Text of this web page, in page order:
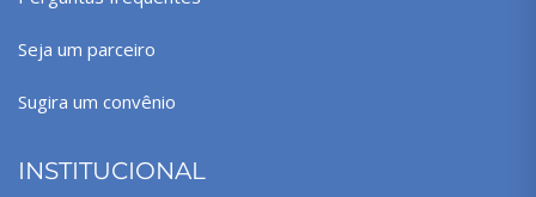
Seja um parceiro
Sugira um convênio
INSTITUCIONAL